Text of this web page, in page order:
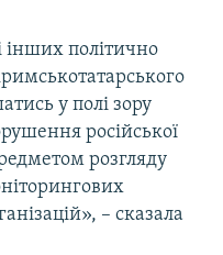
інших політично
у полі зору
російської
розгляду
– сказала